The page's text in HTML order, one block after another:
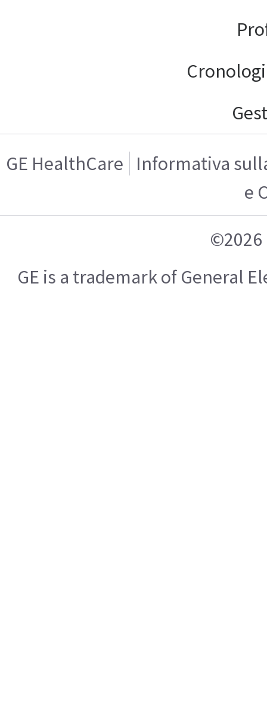
GE HealthCare
Informativa
e
©2026
GE is a trademark of General